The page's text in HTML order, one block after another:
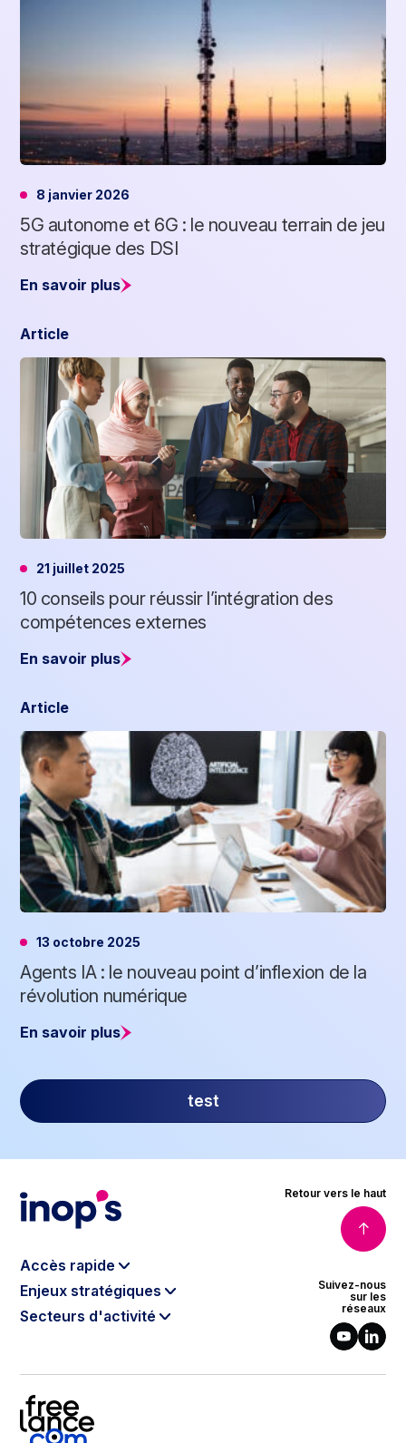
8 janvier 2026
5G autonome et 6G : le nouveau terrain de jeu
stratégique des DSI
En savoir plus
Article
21 juillet 2025
10 conseils pour réussir l’intégration des
compétences externes
En savoir plus
Article
13 octobre 2025
Agents IA : le nouveau point d’inflexion de la
révolution numérique
En savoir plus
test
Accès rapide
Le modèle Inop’s
Qui sommes-nous ?
Nos engagements RSE
Le programme partenaires
Intelligence de la donnée
Enjeux stratégiques
Data & Intelligence Artificielle
Cybersécurité
Digital Software Engineering
Agilité
Secteurs d'activité
Télécoms & Médias
Luxe & Retail
Retour vers le haut
Suivez-nous
sur les
réseaux